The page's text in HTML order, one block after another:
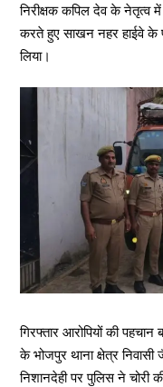
निरीक्षक कपिल देव के नेतृत्व
करते हुए साखन नहर हाईवे के
लिया।
गिरफ्तार आरोपियों की पहचान
के भोजपुर थाना क्षेत्र
निशानदेही पर पुलिस ने चोरी